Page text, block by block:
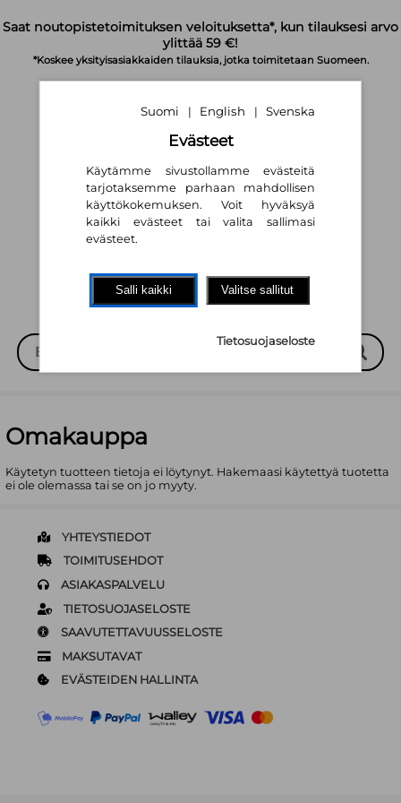
Saat noutopistetoimituksen veloituksetta*, kun tilauksesi arvo
ylittää 59 €!
*Koskee yksityisasiakkaiden tilauksia, jotka toimitetaan Suomeen.
Suomi | English | Svenska
Omakauppa
Käytetyn tuotteen tietoja ei löytynyt. Hakemaasi käytettyä tuotetta
ei ole olemassa tai se on jo myyty.
YHTEYSTIEDOT
TOIMITUSEHDOT
ASIAKASPALVELU
TIETOSUOJASELOSTE
SAAVUTETTAVUUSSELOSTE
MAKSUTAVAT
EVÄSTEIDEN HALLINTA
Suomi | English | Svenska
Evästeet
Käytämme sivustollamme evästeitä
tarjotaksemme parhaan mahdollisen
käyttökokemuksen. Voit hyväksyä
kaikki evästeet tai valita sallimasi
evästeet.
Salli kaikki Valitse sallitut
Tietosuojaseloste